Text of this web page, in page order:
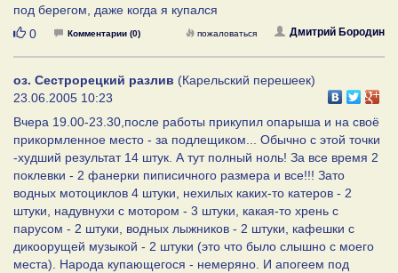
под берегом, даже когда я купался
Нравится
0 Комментарии (0) Дмитрий Бородин
пожаловаться
оз. Сестрорецкий разлив (Карельский перешеек)
23.06.2005 10:23
Вчера 19.00-23.30,после работы прикупил опарыша и на своё
прикормленное место - за подлещиком... Обычно с этой точки
-худший результат 14 штук. А тут полный ноль! За все время 2
поклевки - 2 фанерки пиписичного размера и все!!! Зато
водных мотоциклов 4 штуки, нехилых каких-то катеров - 2
штуки, надувнухи с мотором - 3 штуки, какая-то хрень с
парусом - 2 штуки, водных лыжников - 2 штуки, кафешки с
дикоорущей музыкой - 2 штуки (это что было слышно с моего
места). Народа купающегося - немеряно. И апогеем под